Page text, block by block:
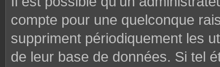
compte pour une quelconque
suppriment périodiquement les
de leur base de données. Si tel